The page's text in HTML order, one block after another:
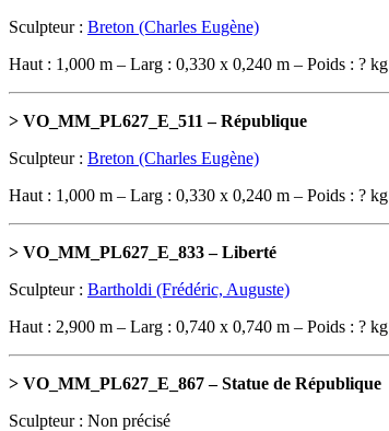
Sculpteur : Breton (Charles Eugène)
Haut : 1,000 m – Larg : 0,330 x 0,240 m – Poids : ? kg
> VO_MM_PL627_E_511 – République
Sculpteur : Breton (Charles Eugène)
Haut : 1,000 m – Larg : 0,330 x 0,240 m – Poids : ? kg
> VO_MM_PL627_E_833 – Liberté
Sculpteur : Bartholdi (Frédéric, Auguste)
Haut : 2,900 m – Larg : 0,740 x 0,740 m – Poids : ? kg
> VO_MM_PL627_E_867 – Statue de République
Sculpteur : Non précisé